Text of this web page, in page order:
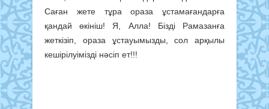
Саған жете тұра ораза ұстамағандарға
қандай өкініш! Я, Алла! Бізді Рамазанға
жеткізіп, ораза ұстауымызды, сол арқылы
кешірілуімізді нәсіп ет!!!